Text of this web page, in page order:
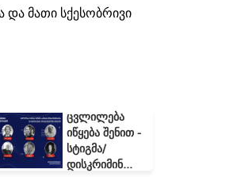
და მათი სქესობრივი
ცვლილება
იწყება შენით -
სტიგმა/
დისკრიმინ...